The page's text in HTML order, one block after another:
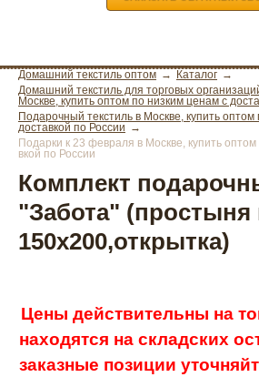
Домашний текстиль оптом
Каталог
Домашний текстиль для торговых
Москве, купить оптом по низким ценам с
Подарочный текстиль в Москве, купить
доставкой по России
Подарки к 23 февраля в Москве, купить
вкой по России
Комплект
"Забота" (простыня
150х200,открытка)
Цены действительны на
находятся на складских
заказные позиции